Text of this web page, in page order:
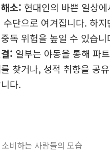
소: 현대인의 바쁜 일상
수단으로 여겨집니다. 하
독 위험을 높일 수 있습니
: 일부는 야동을 통해 파
찾거나, 성적 취향을 공
다.